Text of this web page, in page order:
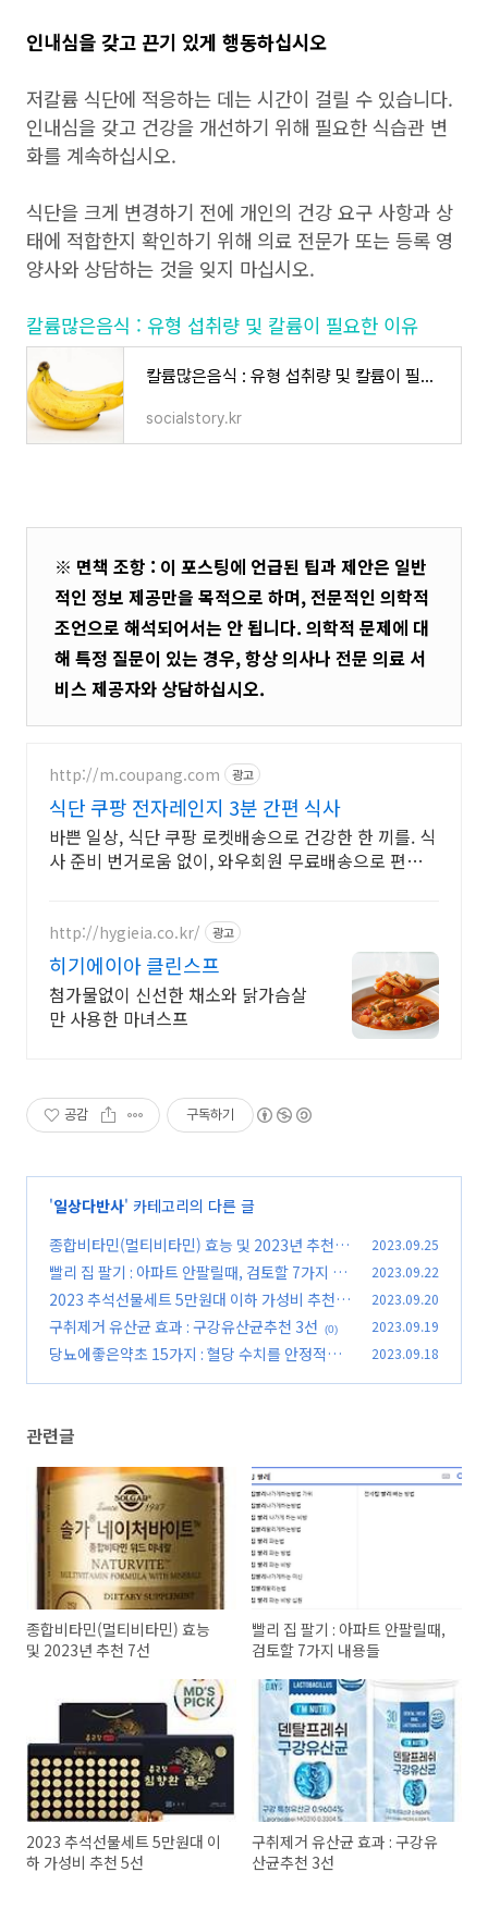
인내심을 갖고 끈기 있게 행동하십시오
저칼륨 식단에 적응하는 데는 시간이 걸릴 수 있습니다.
인내심을 갖고 건강을 개선하기 위해 필요한 식습관 변
화를 계속하십시오.
식단을 크게 변경하기 전에 개인의 건강 요구 사항과 상
태에 적합한지 확인하기 위해 의료 전문가 또는 등록 영
양사와 상담하는 것을 잊지 마십시오.
칼륨많은음식 : 유형 섭취량 및 칼륨이 필요한 이유
칼륨많은음식 : 유형 섭취량 및 칼륨이 필요한 이유
socialstory.kr
※ 면책 조항 : 이 포스팅에 언급된 팁과 제안은 일반
적인 정보 제공만을 목적으로 하며, 전문적인 의학적
조언으로 해석되어서는 안 됩니다. 의학적 문제에 대
해 특정 질문이 있는 경우, 항상 의사나 전문 의료 서
비스 제공자와 상담하십시오.
http://m.coupang.com 광고
식단 쿠팡 전자레인지 3분 간편 식사
바쁜 일상, 식단 쿠팡 로켓배송으로 건강한 한 끼를. 식
사 준비 번거로움 없이, 와우회원 무료배송으로 편하게
http://hygieia.co.kr/ 광고
히기에이아 클린스프
첨가물없이 신선한 채소와 닭가슴살
만 사용한 마녀스프
공감 구독하기
'일상다반사' 카테고리의 다른 글
종합비타민(멀티비타민) 효능 및 2023년 추천 7
선 (0)
2023.09.25
빨리 집 팔기 : 아파트 안팔릴때, 검토할 7가지 내
용들
(0)
2023.09.22
2023 추석선물세트 5만원대 이하 가성비 추천 5
선 (0)
2023.09.20
구취제거 유산균 효과 : 구강유산균추천 3선 (0) 2023.09.19
당뇨에좋은약초 15가지 : 혈당 수치를 안정적으
2023.09.18
관련글
종합비타민(멀티비타민) 효능
및 2023년 추천 7선
빨리 집 팔기 : 아파트 안팔릴때,
검토할 7가지 내용들
2023 추석선물세트 5만원대 이
하 가성비 추천 5선
구취제거 유산균 효과 : 구강유
산균추천 3선